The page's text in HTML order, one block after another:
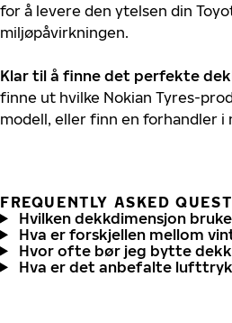
for å levere den ytelsen din
miljøpåvirkningen.
Klar til å finne det perfekte
finne ut hvilke Nokian Tyres-
modell, eller finn en forhandler
FREQUENTLY ASKED
Hvilken dekkdimensjon
Hva er forskjellen mellom
Hvor ofte bør jeg bytte dekk
Hva er det anbefalte